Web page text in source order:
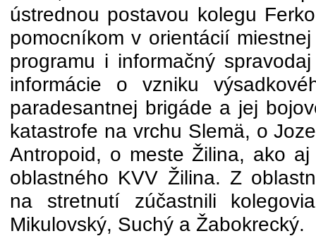
ústrednou postavou kolegu
pomocníkom v orientácií
programu i informačný
informácie o vzniku
paradesantnej brigáde a jej
katastrofe na vrchu Slemä, o
Antropoid, o meste Žilina, ako
oblastného KVV Žilina. Z
na stretnutí zúčastnili
Mikulovský, Suchý a Žabokrecký.